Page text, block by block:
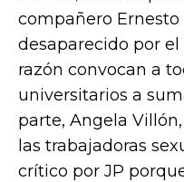
compañero Ernesto
desaparecido por
razón convocan a
universitarios a
parte, Angela
las trabajadoras
crítico por JP